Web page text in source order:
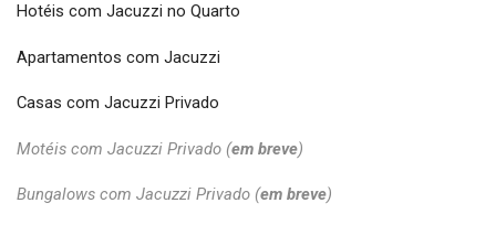
Hotéis com Jacuzzi no Quarto
Apartamentos com Jacuzzi
Casas com Jacuzzi Privado
Motéis com Jacuzzi Privado (em breve)
Bungalows com Jacuzzi Privado (em breve)